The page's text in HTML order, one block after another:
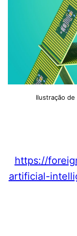
Ilustração de
https://
artificial-